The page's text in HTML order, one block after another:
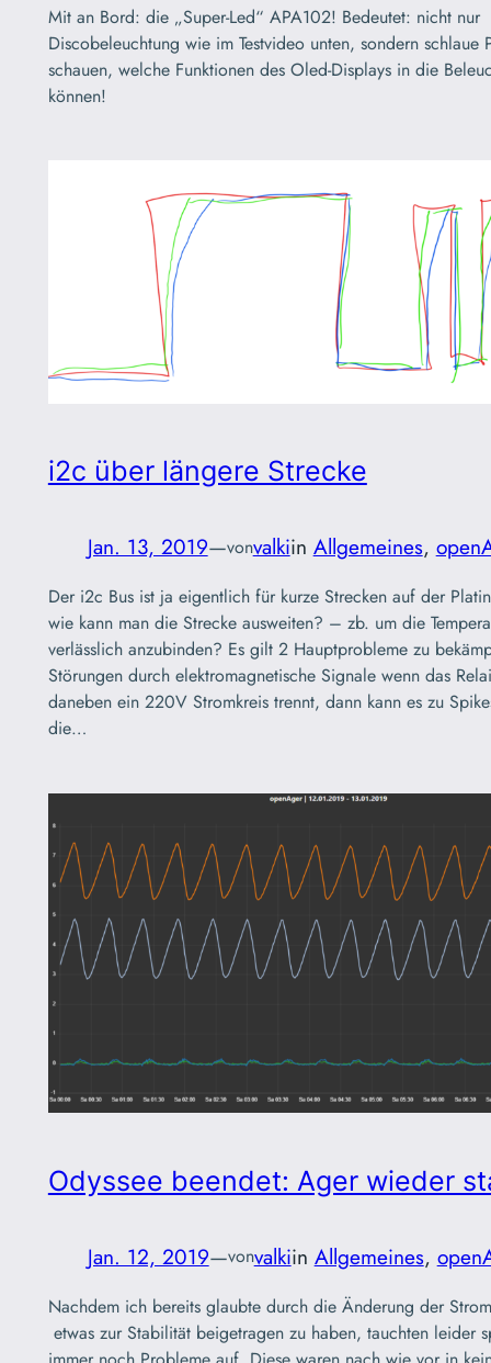
Mit an Bord: die „Super-Led“ APA102! Bedeutet: nicht nur
Discobeleuchtung wie im Testvideo unten, sondern schlaue
schauen, welche Funktionen des Oled-Displays in die
können!
i2c über längere Strecke
Jan. 13, 2019—vonvalkiin Allgemeines,
Der i2c Bus ist ja eigentlich für kurze Strecken auf der
wie kann man die Strecke ausweiten? – zb. um die
verlässlich anzubinden? Es gilt 2 Hauptprobleme zu
Störungen durch elektromagnetische Signale wenn das
daneben ein 220V Stromkreis trennt, dann kann es zu
die…
Odyssee beendet: Ager wieder
Jan. 12, 2019—vonvalkiin Allgemeines,
Nachdem ich bereits glaubte durch die Änderung der
etwas zur Stabilität beigetragen zu haben, tauchten leider